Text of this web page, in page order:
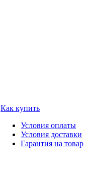
Как купить
Условия оплаты
Условия доставки
Гарантия на товар